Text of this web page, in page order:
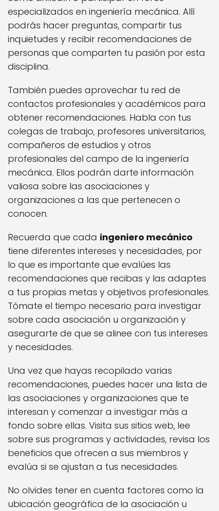
especializados en ingeniería mecánica. Allí
podrás hacer preguntas, compartir tus
inquietudes y recibir recomendaciones de
personas que comparten tu pasión por esta
disciplina.
También puedes aprovechar tu red de
contactos profesionales y académicos para
obtener recomendaciones. Habla con tus
colegas de trabajo, profesores universitarios,
compañeros de estudios y otros
profesionales del campo de la ingeniería
mecánica. Ellos podrán darte información
valiosa sobre las asociaciones y
organizaciones a las que pertenecen o
conocen.
Recuerda que cada ingeniero mecánico
tiene diferentes intereses y necesidades, por
lo que es importante que evalúes las
recomendaciones que recibas y las adaptes
a tus propias metas y objetivos profesionales.
Tómate el tiempo necesario para investigar
sobre cada asociación u organización y
asegurarte de que se alinee con tus intereses
y necesidades.
Una vez que hayas recopilado varias
recomendaciones, puedes hacer una lista de
las asociaciones y organizaciones que te
interesan y comenzar a investigar más a
fondo sobre ellas. Visita sus sitios web, lee
sobre sus programas y actividades, revisa los
beneficios que ofrecen a sus miembros y
evalúa si se ajustan a tus necesidades.
No olvides tener en cuenta factores como la
ubicación geográfica de la asociación u